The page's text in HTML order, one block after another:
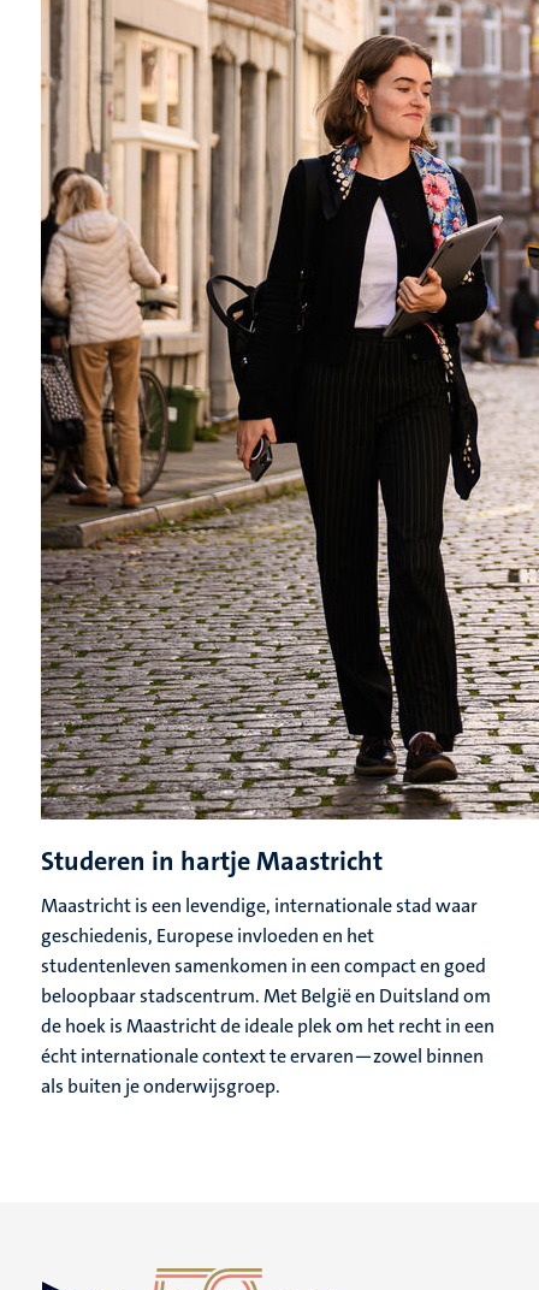
Studeren in hartje Maastricht
Maastricht is een levendige, internationale stad waar
geschiedenis, Europese invloeden en het
studentenleven samenkomen in een compact en goed
beloopbaar stadscentrum. Met België en Duitsland om
de hoek is Maastricht de ideale plek om het recht in een
écht internationale context te ervaren—zowel binnen
als buiten je onderwijsgroep.